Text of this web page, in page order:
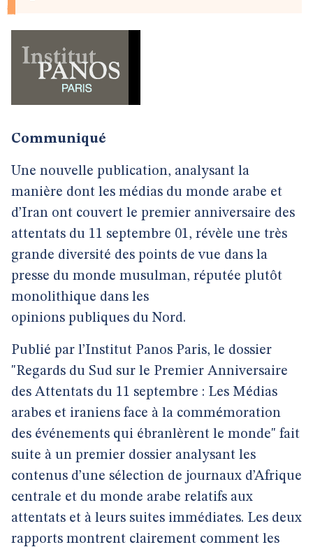
Communiqué
Une nouvelle publication, analysant la
manière dont les médias du monde arabe et
d’Iran ont couvert le premier anniversaire des
attentats du 11 septembre 01, révèle une très
grande diversité des points de vue dans la
presse du monde musulman, réputée plutôt
monolithique dans les
opinions publiques du Nord.
Publié par l’Institut Panos Paris, le dossier
"Regards du Sud sur le Premier Anniversaire
des Attentats du 11 septembre : Les Médias
arabes et iraniens face à la commémoration
des événements qui ébranlèrent le monde" fait
suite à un premier dossier analysant les
contenus d’une sélection de journaux d’Afrique
centrale et du monde arabe relatifs aux
attentats et à leurs suites immédiates. Les deux
rapports montrent clairement comment les